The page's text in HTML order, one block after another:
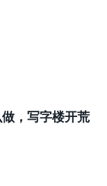
，写字楼开荒